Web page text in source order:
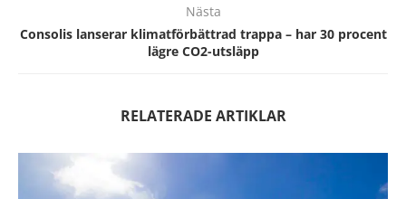
Nästa
Consolis lanserar klimatförbättrad trappa – har 30 procent
lägre CO2-utsläpp
RELATERADE ARTIKLAR